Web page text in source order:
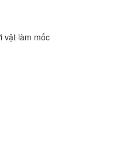
vật làm mốc